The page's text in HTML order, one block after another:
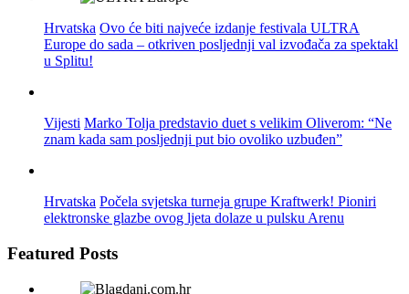
Hrvatska Ovo će biti najveće izdanje festivala ULTRA
Europe do sada – otkriven posljednji val izvođača za spektakl
u Splitu!
Vijesti Marko Tolja predstavio duet s velikim Oliverom: “Ne
znam kada sam posljednji put bio ovoliko uzbuđen”
Hrvatska Počela svjetska turneja grupe Kraftwerk! Pioniri
elektronske glazbe ovog ljeta dolaze u pulsku Arenu
Featured Posts